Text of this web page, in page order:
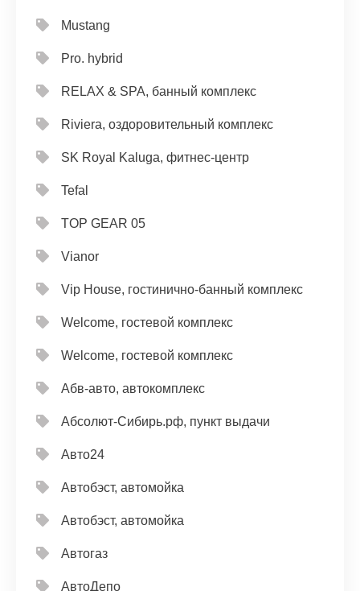
Mustang
Pro. hybrid
RELAX & SPA, банный комплекс
Riviera, оздоровительный комплекс
SK Royal Kaluga, фитнес-центр
Tefal
TOP GEAR 05
Vianor
Vip House, гостинично-банный комплекс
Welcome, гостевой комплекс
Welcome, гостевой комплекс
Абв-авто, автокомплекс
Абсолют-Сибирь.рф, пункт выдачи
Авто24
Автобэст, автомойка
Автобэст, автомойка
Автогаз
АвтоДепо